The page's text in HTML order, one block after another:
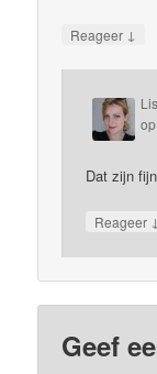
Reageer ↓
Dat zijn
Reageer ↓
Geef